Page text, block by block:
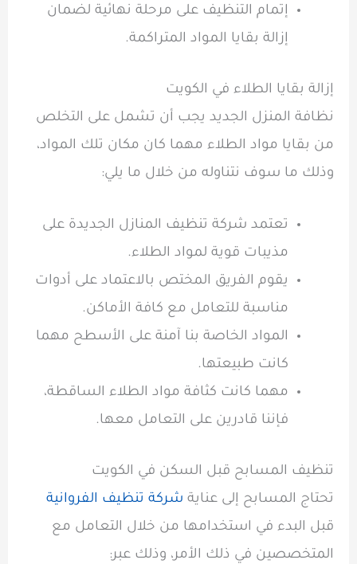
إتمام التنظيف على مرحلة نهائية لضمان
إزالة بقايا المواد المتراكمة.
إزالة بقايا الطلاء في الكويت
نظافة المنزل الجديد يجب أن تشمل على التخلص
من بقايا مواد الطلاء مهما كان مكان تلك المواد،
وذلك ما سوف نتناوله من خلال ما يلي:
تعتمد شركة تنظيف المنازل الجديدة على
مذيبات قوية لمواد الطلاء.
يقوم الفريق المختص بالاعتماد على أدوات
مناسبة للتعامل مع كافة الأماكن.
المواد الخاصة بنا آمنة على الأسطح مهما
كانت طبيعتها.
مهما كانت كثافة مواد الطلاء الساقطة،
فإننا قادرين على التعامل معها.
تنظيف المسابح قبل السكن في الكويت
تحتاج المسابح إلى عناية شركة تنظيف الفروانية
قبل البدء في استخدامها من خلال التعامل مع
المتخصصين في ذلك الأمر، وذلك عبر: